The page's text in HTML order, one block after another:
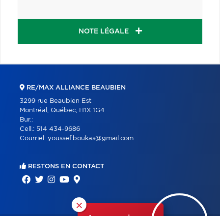
NOTE LÉGALE
×
RE/MAX ALLIANCE BEAUBIEN
3299 rue Beaubien Est
Montréal, Québec, H1X 1G4
Bur.:
Cell.: 514 434-9686
Courriel: youssef.boukas@gmail.com
RESTONS EN CONTACT